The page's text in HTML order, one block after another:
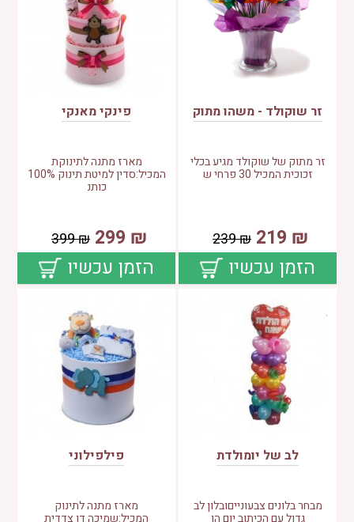
זר שוקולד - משהו מתוק
זר מתוק של שוקולד מגיע בכלי
זכוכית המכיל 30 פרחי ש
₪
219
₪
239
הזמן עכשיו
פינקי מאנקי
מארז מתנה לתינוקת
המכיל:סדין למיטת תינוק 100%
כותנ
₪
299
₪
399
הזמן עכשיו
לב של יומולדת
מבחר בלונים צבעונייםובלון לב
גדול עם הכיתוב יום הו
פילפילוני
מארז מתנה לתינוק
המכיל:שמיכה דו צדדית